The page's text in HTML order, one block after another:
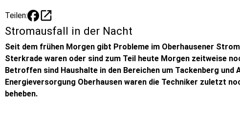
Teilen: open_in_new
Stromausfall in der Nacht
Seit dem frühen Morgen gibt Probleme im Oberhausener
Sterkrade waren oder sind zum Teil heute Morgen zeitweise
Betroffen sind Haushalte in den Bereichen um Tackenberg und
Energieversorgung Oberhausen waren die Techniker zuletzt
beheben.